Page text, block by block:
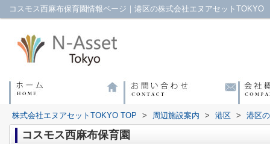
コスモス西麻布保育園情報ページ｜港区の株式会社エヌアセットTOKYO
株式会社エヌアセットTOKYO TOP > 周辺施設案内 > 港区 > 港区
コスモス西麻布保育園